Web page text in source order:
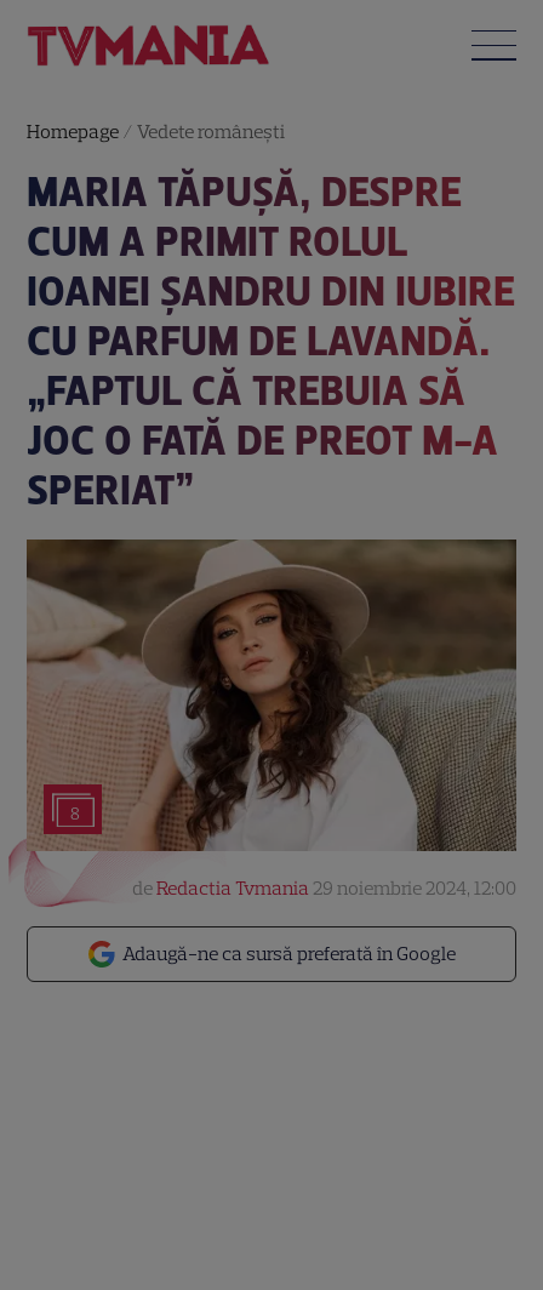
Homepage /Vedete româneşti
MARIA TĂPUȘĂ, DESPRE
CUM A PRIMIT ROLUL
IOANEI ȘANDRU DIN IUBIRE
CU PARFUM DE LAVANDĂ.
„FAPTUL CĂ TREBUIA SĂ
JOC O FATĂ DE PREOT M-A
SPERIAT”
8
Adaugă-ne ca sursă preferată în Google
deRedactia Tvmania 29 noiembrie 2024, 12:00